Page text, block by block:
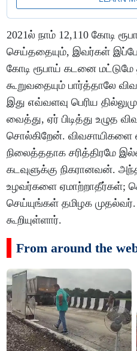
2021ல் நாம் 12,110 கோடி
செய்ததையும், இவர்கள்
கோடி ரூபாய் கடனை
கூறுவதையும் பார்த்தாலே
இது எவ்வளவு பெரிய
வைத்து, ஏர் பிடித்து உழுத
சொல்கிறேன். விவசாயிகளை
நிலைத்ததாக சரித்திரமே
கடவுளுக்கு நிகரானவன்.
உழவர்களை ஏமாற்றாதீர்கள்;
செய்யுங்கள் தமிழக
கூறியுள்ளார்.
From around the